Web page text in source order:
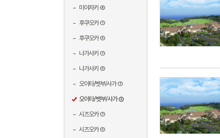
미야자키 ④
후쿠오카 ①
후쿠오카 ②
나가사키 ①
나가사키 ②
오이타/벳부/사가 ①
오이타/벳부/사가 ②
시즈오카 ①
시즈오카 ②